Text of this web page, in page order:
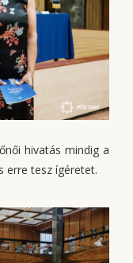
hivatás mindig a
erre tesz ígéretet.